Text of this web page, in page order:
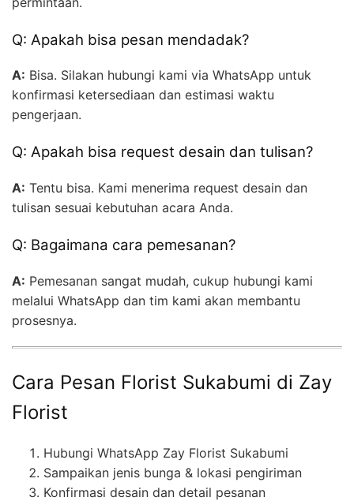
Q: Apakah bisa pesan mendadak?
A: Bisa. Silakan hubungi kami via WhatsApp untuk
konfirmasi ketersediaan dan estimasi waktu
pengerjaan.
Q: Apakah bisa request desain dan tulisan?
A: Tentu bisa. Kami menerima request desain dan
tulisan sesuai kebutuhan acara Anda.
Q: Bagaimana cara pemesanan?
A: Pemesanan sangat mudah, cukup hubungi kami
melalui WhatsApp dan tim kami akan membantu
prosesnya.
Cara Pesan Florist Sukabumi di Zay
Florist
Hubungi WhatsApp Zay Florist Sukabumi
Sampaikan jenis bunga & lokasi pengiriman
Konfirmasi desain dan detail pesanan